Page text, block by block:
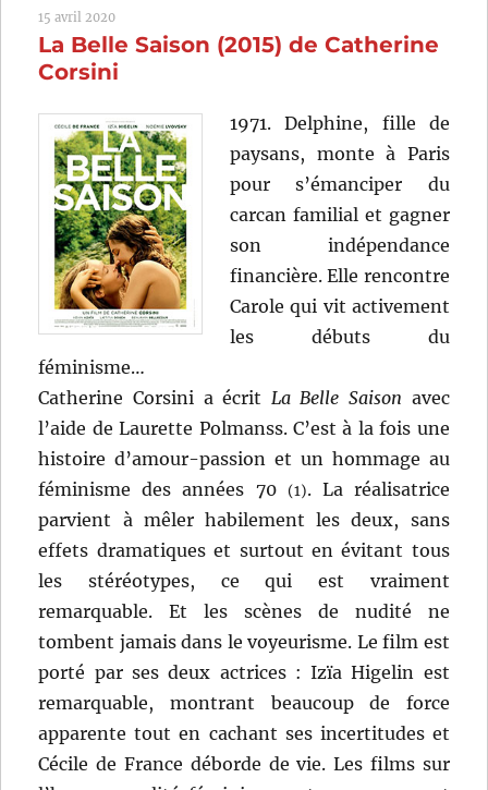
Xavier
15 avril 2020
La Belle Saison (2015) de Catherine
Corsini
1971. Delphine, fille de
paysans, monte à Paris
pour s’émanciper du
carcan familial et gagner
son indépendance
financière. Elle rencontre
Carole qui vit activement
les débuts du
féminisme…
Catherine Corsini a écrit La Belle Saison avec
l’aide de Laurette Polmanss. C’est à la fois une
histoire d’amour-passion et un hommage au
féminisme des années 70
(1). La réalisatrice
parvient à mêler habilement les deux, sans
effets dramatiques et surtout en évitant tous
les stéréotypes, ce qui est vraiment
remarquable. Et les scènes de nudité ne
tombent jamais dans le voyeurisme. Le film est
porté par ses deux actrices : Izïa Higelin est
remarquable, montrant beaucoup de force
apparente tout en cachant ses incertitudes et
Cécile de France déborde de vie. Les films sur